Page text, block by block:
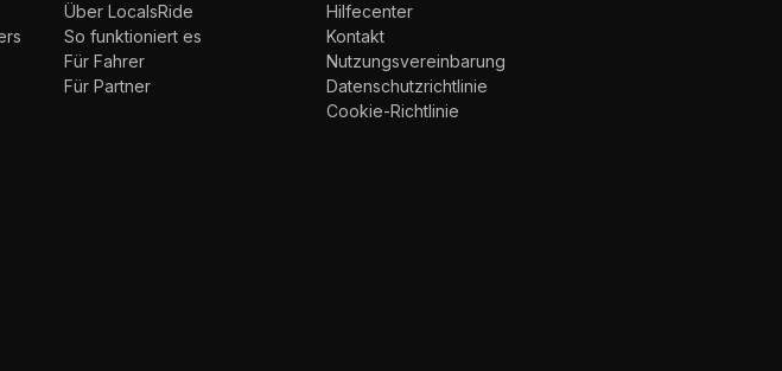
Über LocalsRide
So funktioniert es
Für Fahrer
Für Partner
Hilfecenter
Kontakt
Nutzungsvereinbarung
Datenschutzrichtlinie
Cookie-Richtlinie